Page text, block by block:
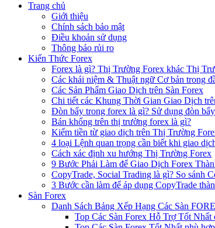
Trang chủ
Giới thiệu
Chính sách bảo mật
Điều khoản sử dụng
Thông báo rủi ro
Kiến Thức Forex
Forex là gì? Thị Trường Forex khác Thị
Các khái niệm & Thuật ngữ Cơ bản trong
Các Sản Phẩm Giao Dịch trên Sàn Forex
Chi tiết các Khung Thời Gian Giao Dịch
Đòn bẩy trong forex là gì? Sử dụng đòn
Bán khống trên thị trường forex là gì?
Kiếm tiền từ giao dịch trên Thị Trường
4 loại Lệnh quan trọng cần biết khi giao
Cách xác định xu hướng Thị Trường Forex
9 Bước Phải Làm để Giao Dịch Forex
CopyTrade, Social Trading là gì? So sánh
3 Bước cần làm để áp dụng CopyTrade
Sàn Forex
Danh Sách Bảng Xếp Hạng Các Sàn
Top Các Sàn Forex Hỗ Trợ Tốt